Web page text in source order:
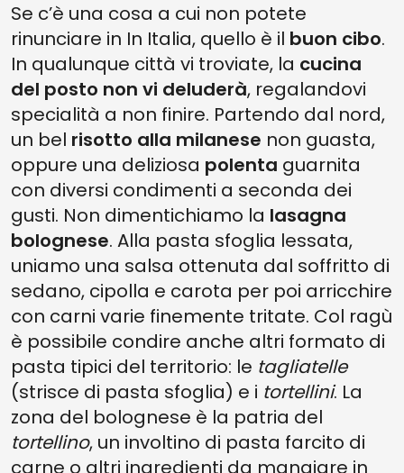
Se c’è una cosa a cui non potete
rinunciare in In Italia, quello è il buon cibo.
In qualunque città vi troviate, la cucina
del posto non vi deluderà, regalandovi
specialità a non finire. Partendo dal nord,
un bel risotto alla milanese non guasta,
oppure una deliziosa polenta guarnita
con diversi condimenti a seconda dei
gusti. Non dimentichiamo la lasagna
bolognese. Alla pasta sfoglia lessata,
uniamo una salsa ottenuta dal soffritto di
sedano, cipolla e carota per poi arricchire
con carni varie finemente tritate. Col ragù
è possibile condire anche altri formato di
pasta tipici del territorio: le tagliatelle
(strisce di pasta sfoglia) e i tortellini. La
zona del bolognese è la patria del
tortellino, un involtino di pasta farcito di
carne o altri ingredienti da mangiare in